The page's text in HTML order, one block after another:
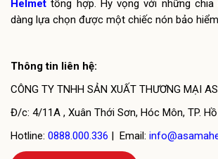
Helmet tổng hợp. Hy vọng với những
dàng lựa chọn được một chiếc nón bảo
Thông tin liên hệ:
CÔNG TY TNHH SẢN XUẤT THƯƠNG MẠI
Đ/c: 4/11A , Xuân Thới Sơn, Hóc Môn, TP.
Hotline: 0888.000.336 | Email: